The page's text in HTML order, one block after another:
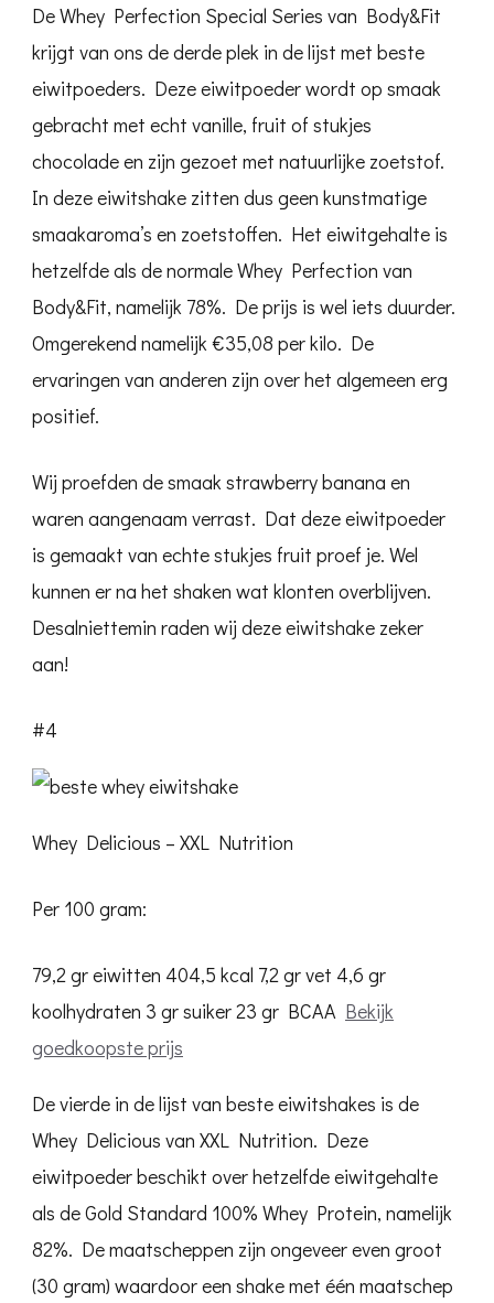
De Whey Perfection Special Series van Body&Fit
krijgt van ons de derde plek in de lijst met beste
eiwitpoeders. Deze eiwitpoeder wordt op smaak
gebracht met echt vanille, fruit of stukjes
chocolade en zijn gezoet met natuurlijke zoetstof.
In deze eiwitshake zitten dus geen kunstmatige
smaakaroma’s en zoetstoffen. Het eiwitgehalte is
hetzelfde als de normale Whey Perfection van
Body&Fit, namelijk 78%. De prijs is wel iets duurder.
Omgerekend namelijk €35,08 per kilo. De
ervaringen van anderen zijn over het algemeen erg
positief.
Wij proefden de smaak strawberry banana en
waren aangenaam verrast. Dat deze eiwitpoeder
is gemaakt van echte stukjes fruit proef je. Wel
kunnen er na het shaken wat klonten overblijven.
Desalniettemin raden wij deze eiwitshake zeker
aan!
#4
Whey Delicious – XXL Nutrition
Per 100 gram:
79,2 gr eiwitten 404,5 kcal 7,2 gr vet 4,6 gr
koolhydraten 3 gr suiker23 gr BCAA Bekijk
goedkoopste prijs
De vierde in de lijst van beste eiwitshakes is de
Whey Delicious van XXL Nutrition. Deze
eiwitpoeder beschikt over hetzelfde eiwitgehalte
als de Gold Standard 100% Whey Protein, namelijk
82%. De maatscheppen zijn ongeveer even groot
(30 gram) waardoor een shake met één maatschep